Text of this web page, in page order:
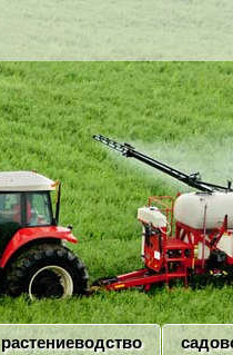
растениеводство